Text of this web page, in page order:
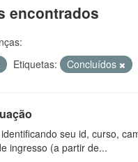
encontrados
Etiquetas: Concluídos
seu id, curso,
ingresso (a partir de...